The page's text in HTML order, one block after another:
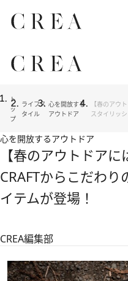
ト
ッ
プ
ライフス
タイル
心を開放する
アウトドア
【春のアウ
スタイリッ
心を開放するアウトドア
【春のアウトドア
CRAFTからこだわ
イテムが登場！
CREA編集部